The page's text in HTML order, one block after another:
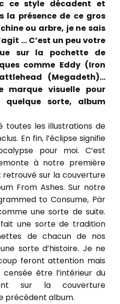
ce style décadent et
la présence de ce gros
ou arbre, je ne sais
… C’est un peu votre
sur la pochette de
comme Eddy (Iron
(Megadeth)…
marque visuelle pour
quelque sorte, album
toutes les illustrations de
En fin, l’éclipse signifie
pour moi. C’est
à notre première
retrouvé sur la couverture
From Ashes. Sur notre
to Consume, Pär
une sorte de suite.
une sorte de tradition
de chacun de nos
sorte d’histoire. Je ne
feront attention mais
être l’intérieur du
sur la couverture
précédent album.